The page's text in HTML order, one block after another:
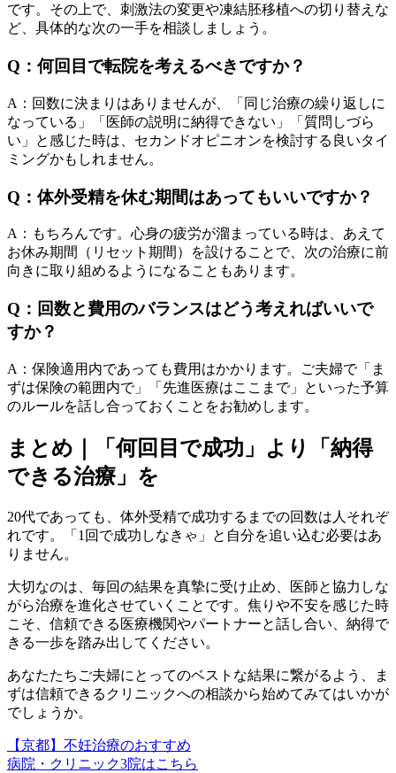
です。その上で、刺激法の変更や凍結胚移植への切り替えな
ど、具体的な次の一手を相談しましょう。
Q：何回目で転院を考えるべきですか？
A：回数に決まりはありませんが、「同じ治療の繰り返しに
なっている」「医師の説明に納得できない」「質問しづら
い」と感じた時は、セカンドオピニオンを検討する良いタイ
ミングかもしれません。
Q：体外受精を休む期間はあってもいいですか？
A：もちろんです。心身の疲労が溜まっている時は、あえて
お休み期間（リセット期間）を設けることで、次の治療に前
向きに取り組めるようになることもあります。
Q：回数と費用のバランスはどう考えればいいで
すか？
A：保険適用内であっても費用はかかります。ご夫婦で「ま
ずは保険の範囲内で」「先進医療はここまで」といった予算
のルールを話し合っておくことをお勧めします。
まとめ｜「何回目で成功」より「納得
できる治療」を
20代であっても、体外受精で成功するまでの回数は人それぞ
れです。「1回で成功しなきゃ」と自分を追い込む必要はあ
りません。
大切なのは、毎回の結果を真摯に受け止め、医師と協力しな
がら治療を進化させていくことです。焦りや不安を感じた時
こそ、信頼できる医療機関やパートナーと話し合い、納得で
きる一歩を踏み出してください。
あなたたちご夫婦にとってのベストな結果に繋がるよう、ま
ずは信頼できるクリニックへの相談から始めてみてはいかが
でしょうか。
【京都】不妊治療のおすすめ
病院・クリニック3院はこちら